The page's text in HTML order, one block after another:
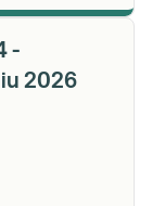
-
2026